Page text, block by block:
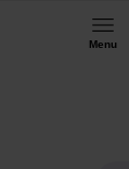
Menu